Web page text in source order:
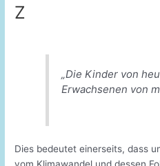
Z
„Die Kinder von
Erwachsenen von
Dies bedeutet einerseits, dass